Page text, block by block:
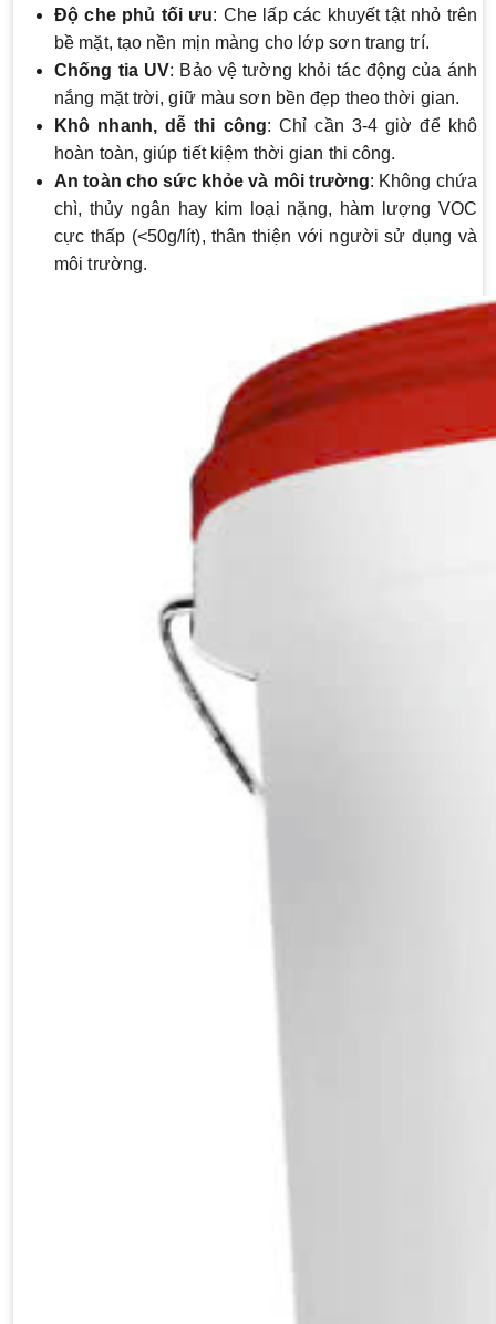
Độ che phủ tối ưu: Che lấp các khuyết tật nhỏ trên
bề mặt, tạo nền mịn màng cho lớp sơn trang trí.
Chống tia UV: Bảo vệ tường khỏi tác động của ánh
nắng mặt trời, giữ màu sơn bền đẹp theo thời gian.
Khô nhanh, dễ thi công: Chỉ cần 3-4 giờ để khô
hoàn toàn, giúp tiết kiệm thời gian thi công.
An toàn cho sức khỏe và môi trường: Không chứa
chì, thủy ngân hay kim loại nặng, hàm lượng VOC
cực thấp (<50g/lít), thân thiện với người sử dụng và
môi trường.